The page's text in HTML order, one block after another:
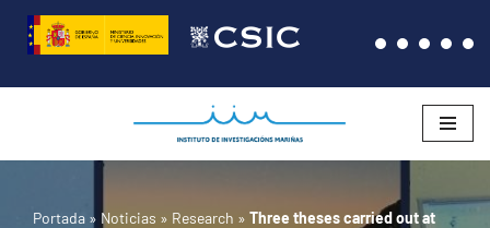
Saltar
al
Portada » Noticias » Research » Three theses carried out at